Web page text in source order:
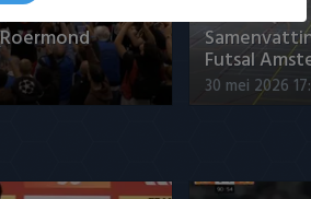
- Futsal
Futsal
30 mei 2026